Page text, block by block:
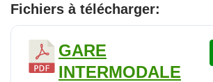
Fichiers à télécharger:
GARE
INTERMODALE